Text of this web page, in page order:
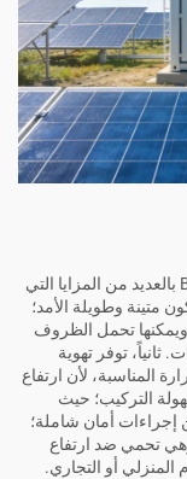
تتميز صناديق بطاريات الطاقة الشمسية من BOX-E بالعديد من المزايا التي
متينة وطويلة الأمد؛
تحمل الظروف
ثانياً، توفر تهوية
المناسبة، لأن ارتفاع
التركيب؛ حيث
إجراءات أمان شاملة؛
تحمي ضد ارتفاع
المنزلي أو التجاري.